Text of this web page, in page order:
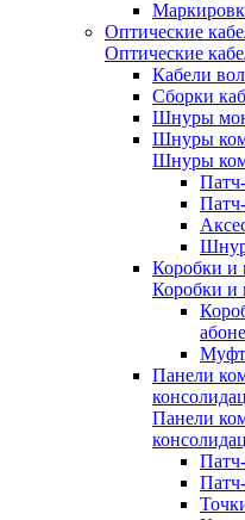
Оптические
Оптические
Кабели
Сборки
Шнуры
Шнуры
Шнуры
Коробки и
Коробки и
Панели
Панели